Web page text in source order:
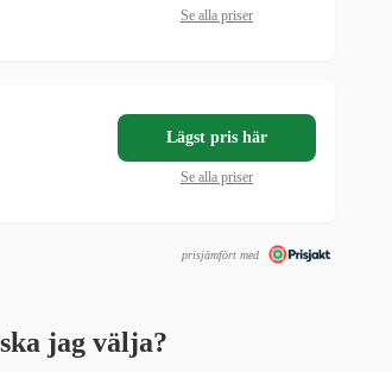
Se alla priser
Lägst pris här
Se alla priser
prisjämfört med
jag välja?